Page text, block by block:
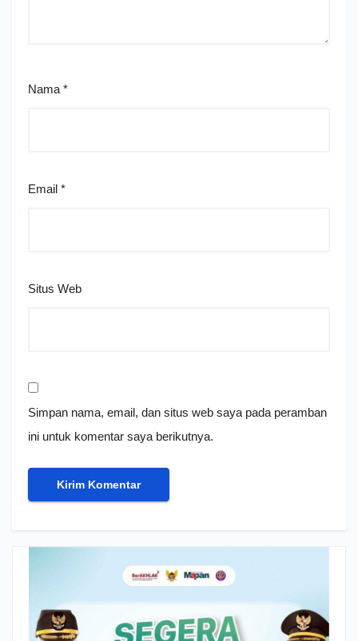
Nama *
Email *
Situs Web
Simpan nama, email, dan situs web saya pada peramban
ini untuk komentar saya berikutnya.